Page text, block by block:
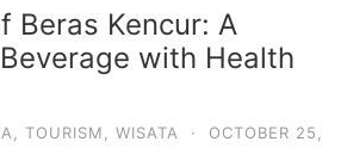
Beras Kencur: A
with Health
TOURISM WISATA ·
OCTOBER 25,